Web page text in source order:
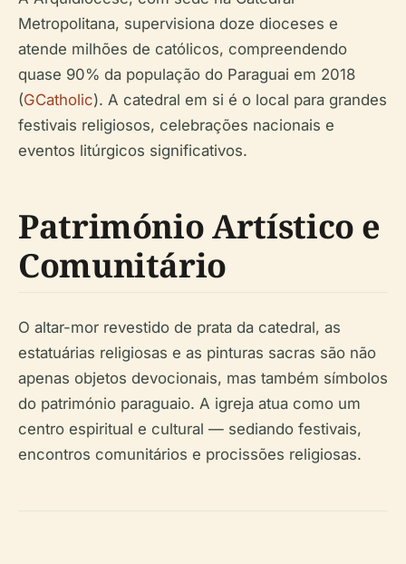
Metropolitana, supervisiona doze dioceses e
atende milhões de católicos, compreendendo
quase 90% da população do Paraguai em 2018
(GCatholic). A catedral em si é o local para grandes
festivais religiosos, celebrações nacionais e
eventos litúrgicos significativos.
Património Artístico e
Comunitário
O altar-mor revestido de prata da catedral, as
estatuárias religiosas e as pinturas sacras são não
apenas objetos devocionais, mas também símbolos
do património paraguaio. A igreja atua como um
centro espiritual e cultural — sediando festivais,
encontros comunitários e procissões religiosas.